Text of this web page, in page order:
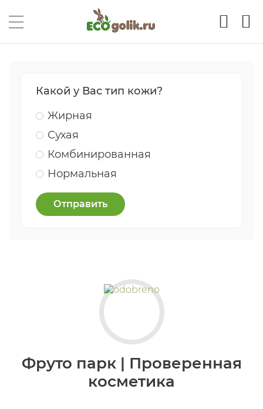
Какой у Вас тип кожи?
Жирная
Сухая
Комбинированная
Нормальная
Отправить
Фруто парк | Проверенная
косметика